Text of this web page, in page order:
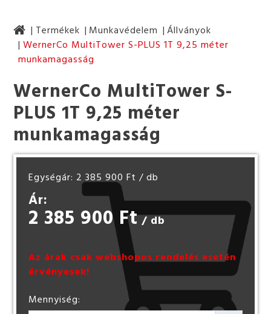
Termékek Munkavédelem
Állványok
WernerCo MultiTower S-PLUS 1T 9,25 méter
munkamagasság
WernerCo MultiTower S-
PLUS 1T 9,25 méter
munkamagasság
Egységár: 2 385 900 Ft / db
Ár:
2 385 900 Ft/ db
Az árak csak webshopos rendelés esetén
érvényesek!
Mennyiség: